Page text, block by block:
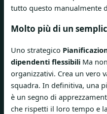
tutto questo manualmente
Molto più di un
Uno strategico
dipendenti flessibili Ma
organizzativi. Crea un vero
squadra. In definitiva, una
è un segno di
che rispetti il ​​loro tempo e